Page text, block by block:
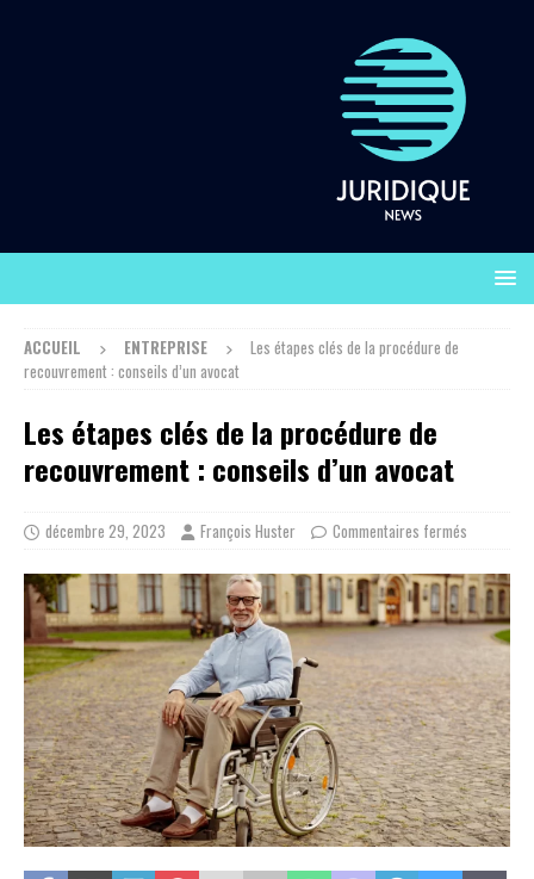
ACCUEIL ENTREPRISE
Les étapes clés de la procédure de
recouvrement : conseils d’un avocat
Les étapes clés de la procédure de
recouvrement : conseils d’un avocat
décembre 29, 2023 François Huster Commentaires fermés